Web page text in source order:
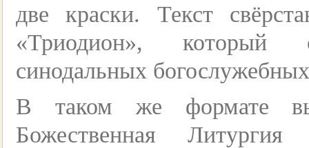
две краски. Текст
«Триодион», который
синодальных
В таком же формате
Божественная Литургия